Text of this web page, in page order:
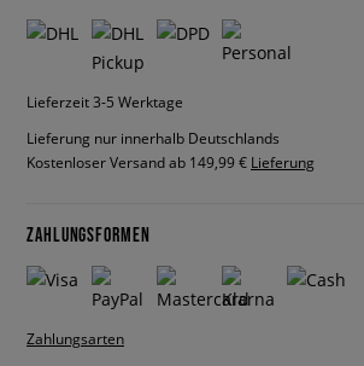
Lieferzeit 3-5 Werktage
Lieferung nur innerhalb Deutschlands
Kostenloser Versand ab 149,99 € Lieferung
ZAHLUNGSFORMEN
Zahlungsarten